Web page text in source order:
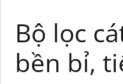
Bộ lọc
bền bỉ,